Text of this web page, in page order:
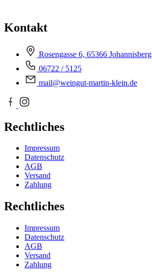
Kontakt
Rosengasse 6, 65366 Johannisberg
06722 / 5125
mail@weingut-martin-klein.de
Rechtliches
Impressum
Datenschutz
AGB
Versand
Zahlung
Rechtliches
Impressum
Datenschutz
AGB
Versand
Zahlung